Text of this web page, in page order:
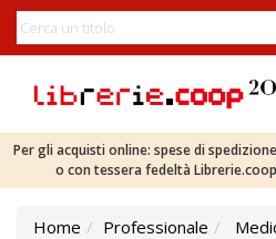
Per gli acquisti online: spese di
o con tessera fedeltà
Home Professionale